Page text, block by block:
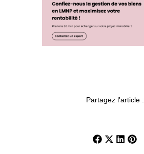
Partagez l'article :